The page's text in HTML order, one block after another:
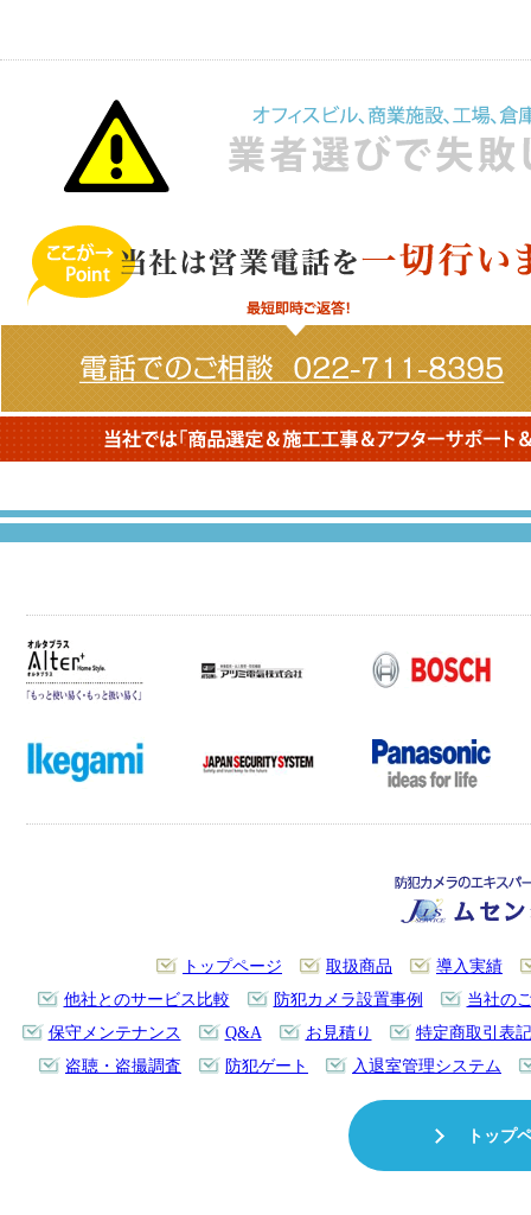
トップページ 取扱商品
導入実績
他社とのサービス比較
防犯カメラ設置事例
当社の
保守メンテナンス
Q&A お見積り
特定商取引表記
盗聴・盗撮調査
防犯ゲート 入退室管理システム
トップ